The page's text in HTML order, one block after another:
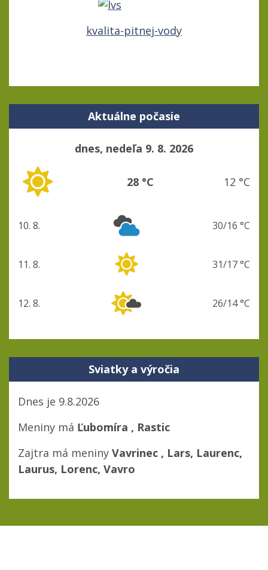
kvalita-pitnej-vody
Aktuálne počasie
dnes, nedeľa 9. 8. 2026
28 °C 12 °C
pondelok
10. 8. 30/16 °C
utorok
11. 8. 31/17 °C
streda
12. 8. 26/14 °C
Sviatky a výročia
Dnes je 9.8.2026
Meniny má Ľubomíra , Rastic
Zajtra má meniny Vavrinec , Lars, Laurenc,
Laurus, Lorenc, Vavro